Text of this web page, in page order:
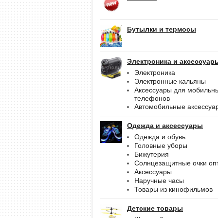
Бутылки и термосы
Электроника и
Электроника
Электронные кальяны
Аксессуары для
телефонов
Автомобильные
Одежда и аксессуары
Одежда и обувь
Головные уборы
Бижутерия
Солнцезащитные очки
Аксессуары
Наручные часы
Товары из кинофильмов
Детские товары